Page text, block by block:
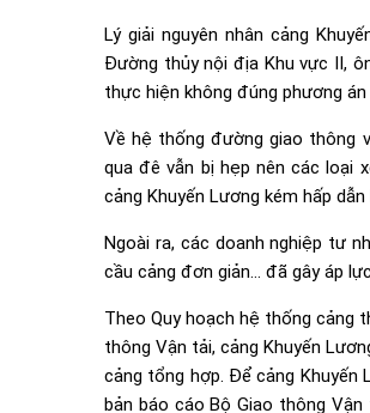
Lý giải nguyên nhân cảng
Đường thủy nội địa Khu vực II,
thực hiện không đúng phương
Về hệ thống đường giao thông
qua đê vẫn bị hẹp nên các loại
cảng Khuyến Lương kém hấp dẫn
Ngoài ra, các doanh nghiệp tư
cầu cảng đơn giản… đã gây áp
Theo Quy hoạch hệ thống cảng
thông Vận tải, cảng Khuyến
cảng tổng hợp. Để cảng Khuyến
bản báo cáo Bộ Giao thông